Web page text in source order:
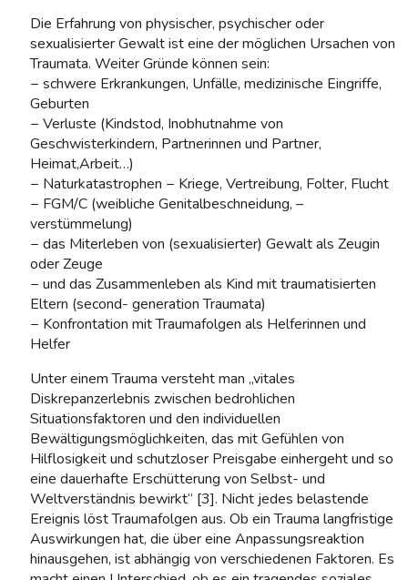
Die Erfahrung von physischer, psychischer oder
sexualisierter Gewalt ist eine der möglichen Ursachen von
Traumata. Weiter Gründe können sein:
− schwere Erkrankungen, Unfälle, medizinische Eingriffe,
Geburten
− Verluste (Kindstod, Inobhutnahme von
Geschwisterkindern, Partnerinnen und Partner,
Heimat,Arbeit…)
− Naturkatastrophen − Kriege, Vertreibung, Folter, Flucht
− FGM/C (weibliche Genitalbeschneidung, –
verstümmelung)
− das Miterleben von (sexualisierter) Gewalt als Zeugin
oder Zeuge
− und das Zusammenleben als Kind mit traumatisierten
Eltern (second- generation Traumata)
− Konfrontation mit Traumafolgen als Helferinnen und
Helfer
Unter einem Trauma versteht man „vitales
Diskrepanzerlebnis zwischen bedrohlichen
Situationsfaktoren und den individuellen
Bewältigungsmöglichkeiten, das mit Gefühlen von
Hilflosigkeit und schutzloser Preisgabe einhergeht und so
eine dauerhafte Erschütterung von Selbst- und
Weltverständnis bewirkt“ [3]. Nicht jedes belastende
Ereignis löst Traumafolgen aus. Ob ein Trauma langfristige
Auswirkungen hat, die über eine Anpassungsreaktion
hinausgehen, ist abhängig von verschiedenen Faktoren. Es